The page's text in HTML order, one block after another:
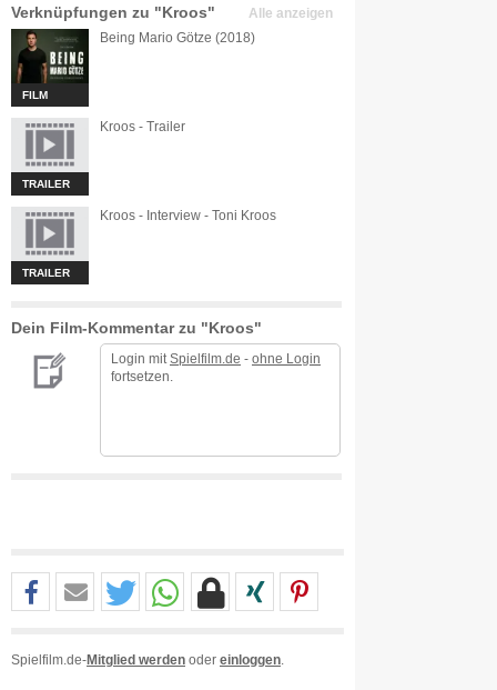
Verknüpfungen zu "Kroos" Alle anzeigen
FILM
Being Mario Götze (2018)
TRAILER
Kroos - Trailer
TRAILER
Kroos - Interview - Toni Kroos
Dein Film-Kommentar zu "Kroos"
Login mit Spielfilm.de - ohne Login
fortsetzen.
Spielfilm.de-Mitglied werden oder einloggen